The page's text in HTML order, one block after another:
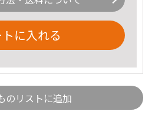
に入れる
のリストに追加